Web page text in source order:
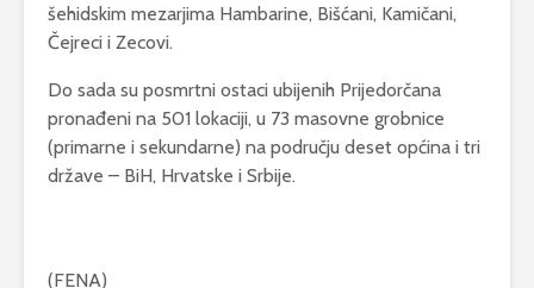
šehidskim mezarjima Hambarine, Bišćani, Kamičani,
Čejreci i Zecovi.
Do sada su posmrtni ostaci ubijenih Prijedorčana
pronađeni na 501 lokaciji, u 73 masovne grobnice
(primarne i sekundarne) na području deset općina i tri
države – BiH, Hrvatske i Srbije.
(FENA)